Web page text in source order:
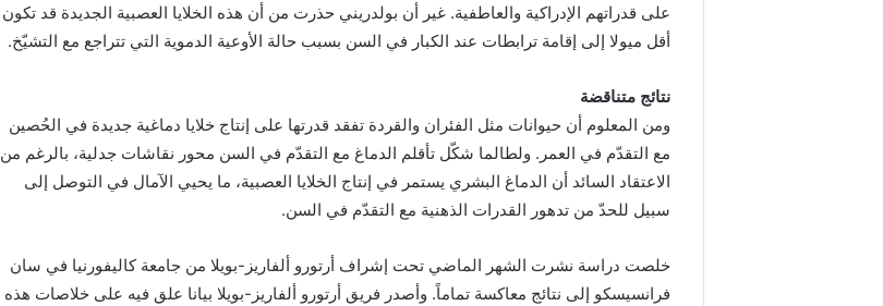
على قدراتهم الإدراكية والعاطفية. غير أن بولدريني حذرت من أن هذه الخلايا العصبية الجديدة قد تكون
أقل ميولا إلى إقامة ترابطات عند الكبار في السن بسبب حالة الأوعية الدموية التي تتراجع مع التشيّخ.
نتائج متناقضة
ومن المعلوم أن حيوانات مثل الفئران والقردة تفقد قدرتها على إنتاج خلايا دماغية جديدة في الحُصين
مع التقدّم في العمر. ولطالما شكّل تأقلم الدماغ مع التقدّم في السن محور نقاشات جدلية، بالرغم من
الاعتقاد السائد أن الدماغ البشري يستمر في إنتاج الخلايا العصبية، ما يحيي الآمال في التوصل إلى
سبيل للحدّ من تدهور القدرات الذهنية مع التقدّم في السن.
خلصت دراسة نشرت الشهر الماضي تحت إشراف أرتورو ألفاريز-بويلا من جامعة كاليفورنيا في سان
فرانسيسكو إلى نتائج معاكسة تماماً. وأصدر فريق أرتورو ألفاريز-بويلا بيانا علق فيه على خلاصات هذه